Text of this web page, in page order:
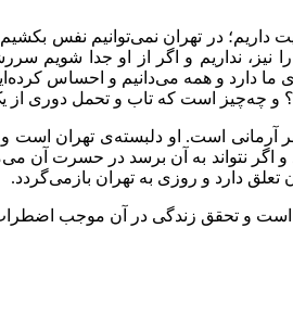
در تهران نمی‌توانیم نفس بکشیم؛
نیز، نداریم و اگر از او جدا شویم
دارد و همه می‌دانیم و احساس
و چه‌چیز است که تاب و تحمل دوری
آرمانی است. او دلبسته‌ی تهران است
اگر نتواند به آن برسد در حسرت آن
تعلق دارد و روزی به تهران بازمی‌گردد.
و تحقق زندگی در آن موجب